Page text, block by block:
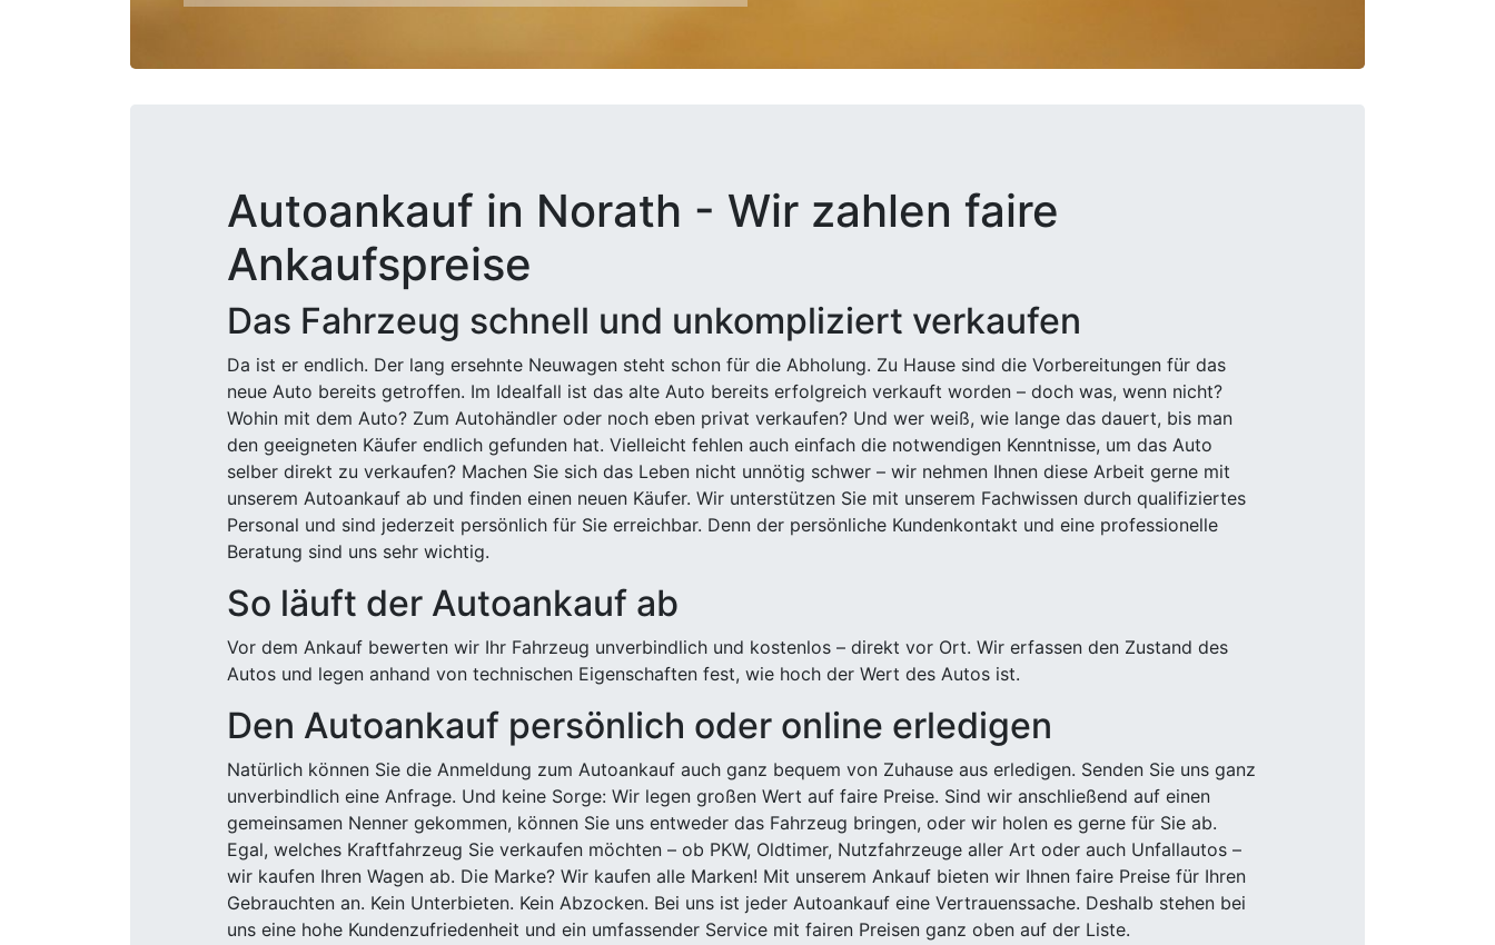
Autoankauf in Norath - Wir zahlen faire
Ankaufspreise
Das Fahrzeug schnell und unkompliziert verkaufen
Da ist er endlich. Der lang ersehnte Neuwagen steht schon für die Abholung. Zu Hause sind die Vorbereitungen für das
neue Auto bereits getroffen. Im Idealfall ist das alte Auto bereits erfolgreich verkauft worden – doch was, wenn nicht?
Wohin mit dem Auto? Zum Autohändler oder noch eben privat verkaufen? Und wer weiß, wie lange das dauert, bis man
den geeigneten Käufer endlich gefunden hat. Vielleicht fehlen auch einfach die notwendigen Kenntnisse, um das Auto
selber direkt zu verkaufen? Machen Sie sich das Leben nicht unnötig schwer – wir nehmen Ihnen diese Arbeit gerne mit
unserem Autoankauf ab und finden einen neuen Käufer. Wir unterstützen Sie mit unserem Fachwissen durch qualifiziertes
Personal und sind jederzeit persönlich für Sie erreichbar. Denn der persönliche Kundenkontakt und eine professionelle
Beratung sind uns sehr wichtig.
So läuft der Autoankauf ab
Vor dem Ankauf bewerten wir Ihr Fahrzeug unverbindlich und kostenlos – direkt vor Ort. Wir erfassen den Zustand des
Autos und legen anhand von technischen Eigenschaften fest, wie hoch der Wert des Autos ist.
Den Autoankauf persönlich oder online erledigen
Natürlich können Sie die Anmeldung zum Autoankauf auch ganz bequem von Zuhause aus erledigen. Senden Sie uns ganz
unverbindlich eine Anfrage. Und keine Sorge: Wir legen großen Wert auf faire Preise. Sind wir anschließend auf einen
gemeinsamen Nenner gekommen, können Sie uns entweder das Fahrzeug bringen, oder wir holen es gerne für Sie ab.
Egal, welches Kraftfahrzeug Sie verkaufen möchten – ob PKW, Oldtimer, Nutzfahrzeuge aller Art oder auch Unfallautos –
wir kaufen Ihren Wagen ab. Die Marke? Wir kaufen alle Marken! Mit unserem Ankauf bieten wir Ihnen faire Preise für Ihren
Gebrauchten an. Kein Unterbieten. Kein Abzocken. Bei uns ist jeder Autoankauf eine Vertrauenssache. Deshalb stehen bei
uns eine hohe Kundenzufriedenheit und ein umfassender Service mit fairen Preisen ganz oben auf der Liste.